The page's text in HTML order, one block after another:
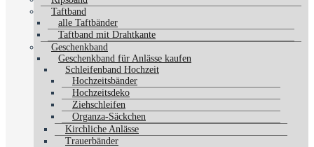
Taftband
alle Taftbänder
Taftband mit Drahtkante
Geschenkband
Geschenkband für Anlässe kaufen
Schleifenband Hochzeit
Hochzeitsbänder
Hochzeitsdeko
Ziehschleifen
Organza-Säckchen
Kirchliche Anlässe
Trauerbänder